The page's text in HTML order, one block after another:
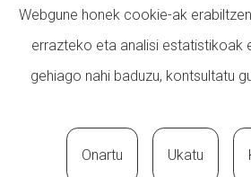
Webgune honek cookie-ak
errazteko eta analisi estatistikoak
gehiago nahi baduzu, kontsultatu
Onartu Ukatu